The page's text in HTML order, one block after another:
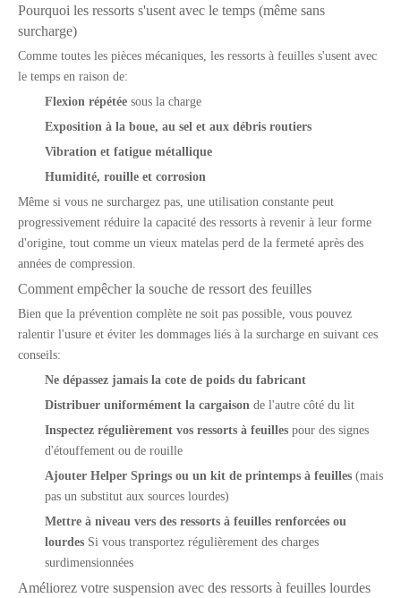
Pourquoi les ressorts s'usent avec le temps (même sans
surcharge)
Comme toutes les pièces mécaniques, les ressorts à feuilles s'usent avec
le temps en raison de:
Flexion répétée sous la charge
Exposition à la boue, au sel et aux débris routiers
Vibration et fatigue métallique
Humidité, rouille et corrosion
Même si vous ne surchargez pas, une utilisation constante peut
progressivement réduire la capacité des ressorts à revenir à leur forme
d'origine, tout comme un vieux matelas perd de la fermeté après des
années de compression.
Comment empêcher la souche de ressort des feuilles
Bien que la prévention complète ne soit pas possible, vous pouvez
ralentir l'usure et éviter les dommages liés à la surcharge en suivant ces
conseils:
Ne dépassez jamais la cote de poids du fabricant
Distribuer uniformément la cargaison de l'autre côté du lit
Inspectez régulièrement vos ressorts à feuilles pour des signes
d'étouffement ou de rouille
Ajouter Helper Springs ou un kit de printemps à feuilles (mais
pas un substitut aux sources lourdes)
Mettre à niveau vers des ressorts à feuilles renforcées ou
lourdes Si vous transportez régulièrement des charges
surdimensionnées
Améliorez votre suspension avec des ressorts à feuilles lourdes